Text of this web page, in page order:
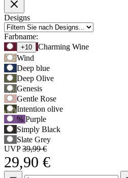
Produktoptionen
Designs
Farbname:
Verwenden
Sie
die
Tabulatortaste,
um
zur
ersten
Auswahloption
zu
navigieren,
und
anschließend
die
Pfeiltasten,
um
+10
Charming Wine
Wind
Deep blue
Deep Olive
Genesis
Gentle Rose
Intention olive
% Purple
Simply Black
Slate Grey
UVP39,99 €
29,90 €
Menge
Menge